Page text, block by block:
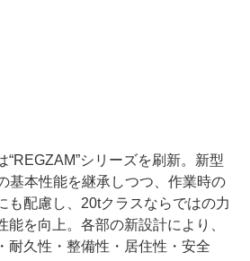
シリーズを刷新。新型
基本性能を継承しつつ、作業時の
も配慮し、20tクラスならではの力
能を向上。各部の新設計により、
耐久性・整備性・居住性・安全